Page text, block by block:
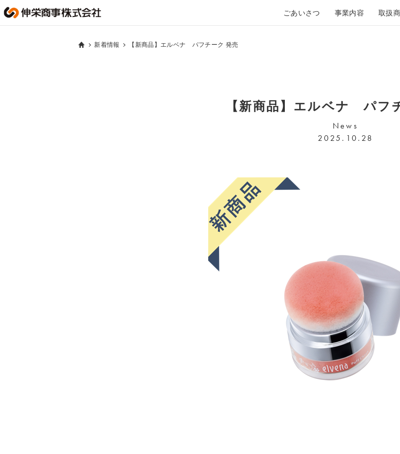
ごあいさつ 事業内容 取扱
新着情報 【新商品】エルベナ パフチーク 発売
【新商品】エルベナ パフ
News
2025.10.28